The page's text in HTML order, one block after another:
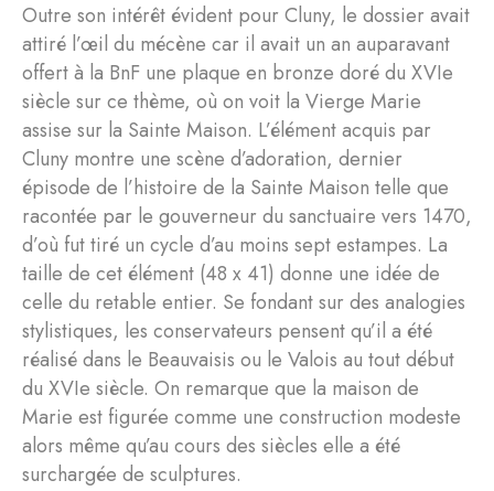
Outre son intérêt évident pour Cluny, le dossier avait
attiré l’œil du mécène car il avait un an auparavant
offert à la BnF une plaque en bronze doré du XVIe
siècle sur ce thème, où on voit la Vierge Marie
assise sur la Sainte Maison. L’élément acquis par
Cluny montre une scène d’adoration, dernier
épisode de l’histoire de la Sainte Maison telle que
racontée par le gouverneur du sanctuaire vers 1470,
d’où fut tiré un cycle d’au moins sept estampes. La
taille de cet élément (48 x 41) donne une idée de
celle du retable entier. Se fondant sur des analogies
stylistiques, les conservateurs pensent qu’il a été
réalisé dans le Beauvaisis ou le Valois au tout début
du XVIe siècle. On remarque que la maison de
Marie est figurée comme une construction modeste
alors même qu’au cours des siècles elle a été
surchargée de sculptures.